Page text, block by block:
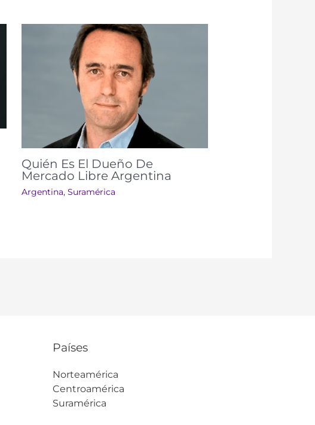
Quién Es El Dueño De
Mercado Libre Argentina
Argentina,Suramérica​​
Países
Norteamérica
Centroamérica
Suramérica​​